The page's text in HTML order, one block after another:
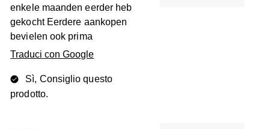
enkele maanden eerder heb
gekocht Eerdere aankopen
bevielen ook prima
Traduci con Google
Sì, Consiglio questo
prodotto.